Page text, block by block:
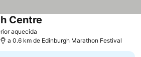
aquecida
Centre
a 0.6 km de Edinburgh Marathon Festival